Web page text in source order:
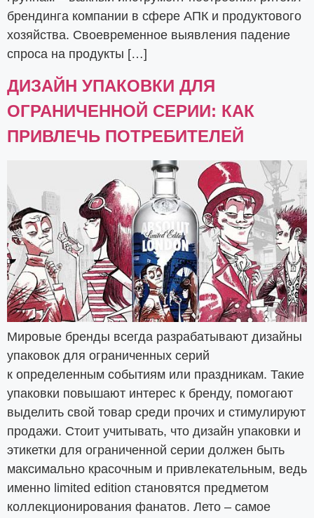
брендинга компании в сфере АПК и продуктового
хозяйства. Своевременное выявления падение
спроса на продукты […]
ДИЗАЙН УПАКОВКИ ДЛЯ
ОГРАНИЧЕННОЙ СЕРИИ: КАК
ПРИВЛЕЧЬ ПОТРЕБИТЕЛЕЙ
Мировые бренды всегда разрабатывают дизайны
упаковок для ограниченных серий
к определенным событиям или праздникам. Такие
упаковки повышают интерес к бренду, помогают
выделить свой товар среди прочих и стимулируют
продажи. Стоит учитывать, что дизайн упаковки и
этикетки для ограниченной серии должен быть
максимально красочным и привлекательным, ведь
именно limited edition становятся предметом
коллекционирования фанатов. Лето – самое